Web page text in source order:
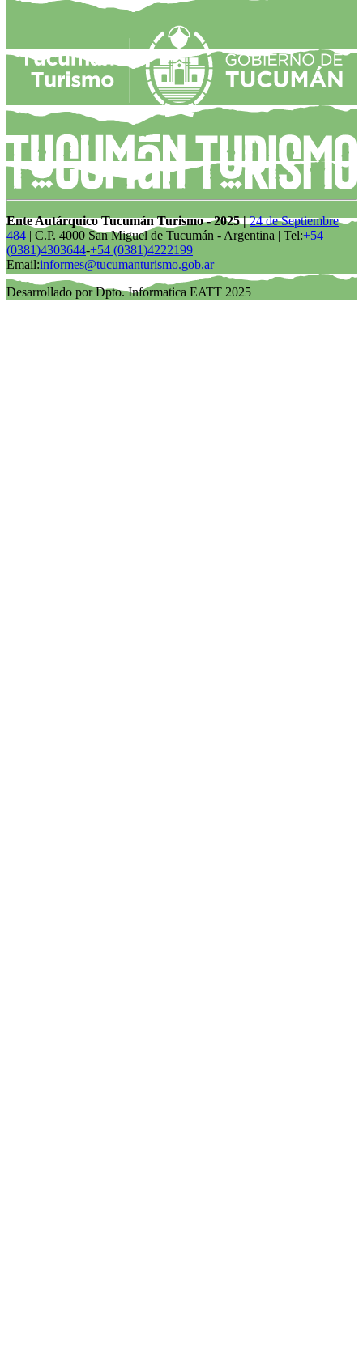
Ente Autárquico Tucumán Turismo - 2025 |24 de Septiembre
484 | C.P. 4000 San Miguel de Tucumán - Argentina | Tel:+54
(0381)4303644-+54 (0381)4222199|
Email:informes@tucumanturismo.gob.ar
Desarrollado por Dpto. Informatica EATT 2025